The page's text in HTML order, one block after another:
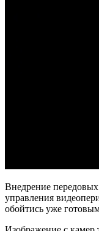
Внедрение
управления
обойтись уже